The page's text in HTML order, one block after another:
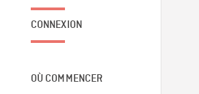
CONNEXION
OÙ COMMENCER